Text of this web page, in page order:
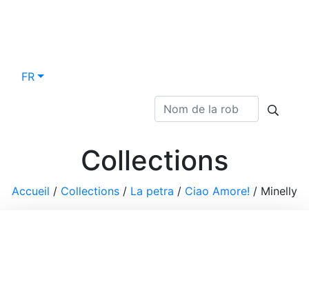
FR
Collections
Accueil / Collections / La petra / Ciao Amore! / Minelly